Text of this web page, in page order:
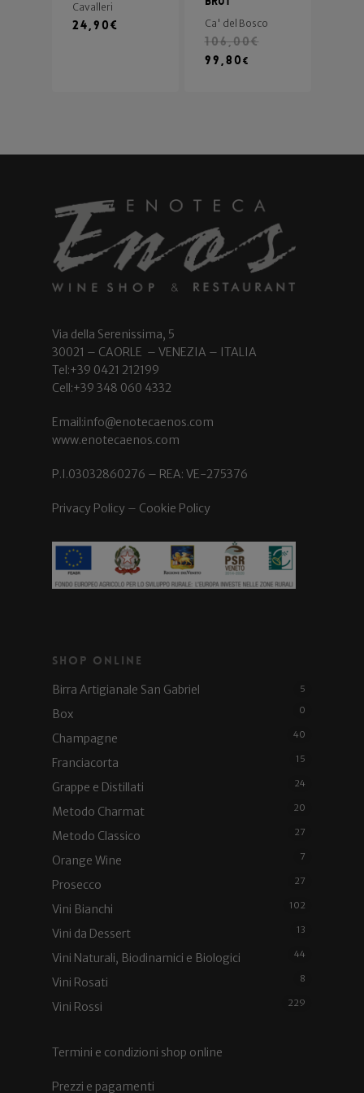
Cavalleri
24,90€ Ca' del Bosco
106,00€
99,80€
Via della Serenissima, 5
30021 – CAORLE – VENEZIA – ITALIA
Tel:+39 0421 212199
Cell:+39 348 060 4332
Email:info@enotecaenos.com
www.enotecaenos.com
P.I.03032860276 – REA: VE-275376
Privacy Policy – Cookie Policy
Shop Online
Birra Artigianale San Gabriel
5
Box 0
Champagne 40
Franciacorta 15
Grappe e Distillati 24
Metodo Charmat 20
Metodo Classico 27
Orange Wine 7
Prosecco 27
Vini Bianchi 102
Vini da Dessert 13
Vini Naturali, Biodinamici e Biologici 44
Vini Rosati 8
Vini Rossi 229
Termini e condizioni shop online
Prezzi e pagamenti